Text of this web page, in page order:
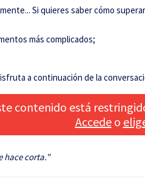
Si quieres saber cómo
más complicados;
a continuación de la
contenido está
Accedeo
hace corta."